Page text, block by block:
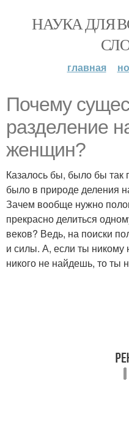
НАУКА ДЛЯ
главная
Почему
разделение
женщин?
Казалось бы, было бы так
было в природе деления
Зачем вообще нужно
прекрасно делиться
веков? Ведь, на поиски
и силы. А, если ты
никого не найдешь, то